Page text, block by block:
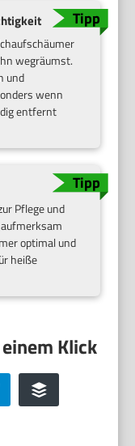
wegräumst.
und
wenn
entfernt
Pflege und
optimal und
heiße
Buffer